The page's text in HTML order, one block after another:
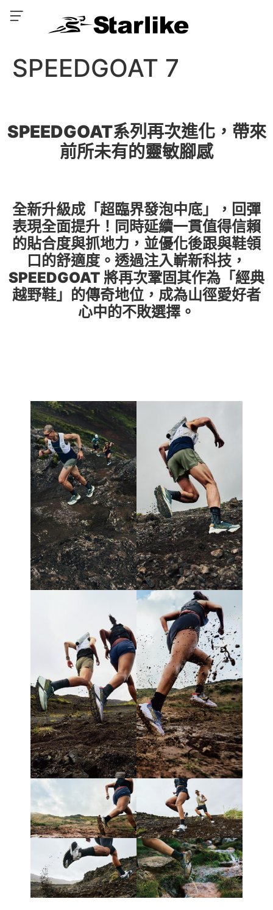
SPEEDGOAT 7
SPEEDGOAT系列再次進化，帶來
前所未有的靈敏腳感
全新升級成「超臨界發泡中底」，回彈
表現全面提升！同時延續一貫值得信賴
的貼合度與抓地力，並優化後跟與鞋領
口的舒適度。透過注入嶄新科技，
SPEEDGOAT 將再次鞏固其作為「經典
越野鞋」的傳奇地位，成為山徑愛好者
心中的不敗選擇。